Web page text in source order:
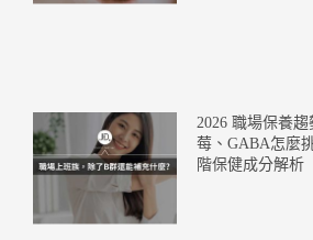
2026 職場保養
莓、GABA怎麼
階保健成分解析